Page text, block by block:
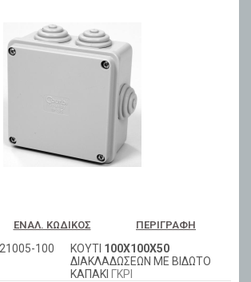
ΕΝΑΛ. ΚΩΔΙΚΌΣ ΠΕΡΙΓΡΑΦΉ
100 ΚΟΥΤΙ 100Χ100Χ50
ΔΙΑΚΛΑΔΩΣΕΩΝ ΜΕ ΒΙΔΩΤΟ
ΚΑΠΑΚΙ ΓΚΡΙ